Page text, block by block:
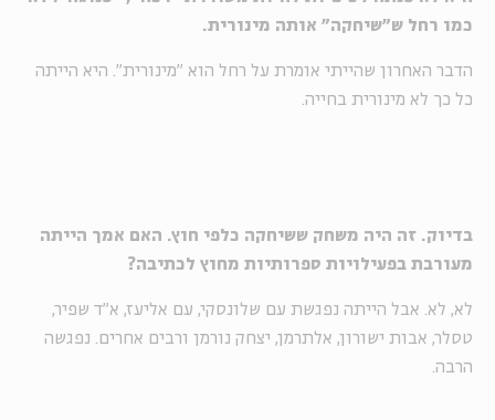
כמו רחל ש"שיחקה" אותה מינורית.
הדבר האחרון שהייתי אומרת על רחל הוא "מינורית". היא הייתה
כל כך לא מינורית בחייה.
בדיוק. זה היה משחק ששיחקה כלפי חוץ. האם אמך הייתה
מעורבת בפעילויות ספרותיות מחוץ לכתיבה?
לא, לא. אבל הייתה נפגשת עם שלונסקי, עם אליעז, א"ד שפיר,
טסלר, אבות ישורון, אלתרמן, יצחק נורמן ורבים אחרים. נפגשה
הרבה.